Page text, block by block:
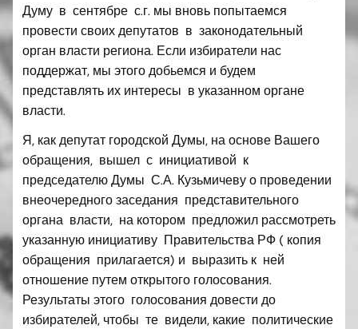
Думу в сентябре с.г. мы вновь попытаемся
провести своих депутатов в законодательный
орган власти региона. Если избиратели нас
поддержат, мы этого добьемся и будем
представлять их интересы в указанном органе
власти.
Я, как депутат городской Думы, на основе Вашего
обращения, вышел с инициативой к
председателю Думы С.А. Кузьмичеву о проведении
внеочередного заседания представительного
органа власти, на котором предложил рассмотреть
указанную инициативу Правительства РФ ( копия
обращения прилагается) и выразить к ней
отношение путем открытого голосования.
Результаты этого голосования довести до
избирателей, чтобы те видели, какие политические